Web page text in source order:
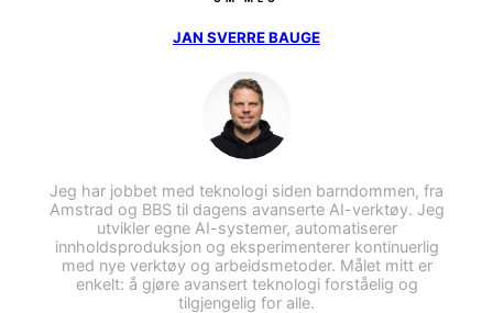
JAN SVERRE BAUGE
Jeg har jobbet med teknologi siden barndommen, fra
Amstrad og BBS til dagens avanserte AI-verktøy. Jeg
utvikler egne AI-systemer, automatiserer
innholdsproduksjon og eksperimenterer kontinuerlig
med nye verktøy og arbeidsmetoder. Målet mitt er
enkelt: å gjøre avansert teknologi forståelig og
tilgjengelig for alle.